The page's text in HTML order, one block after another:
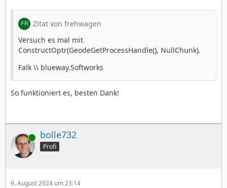
Zitat von frehwagen
Versuch es mal mit
ConstructOptr(GeodeGetProcessHandle(), NullChunk).
Falk \\ blueway.Softworks
So funktioniert es, besten Dank!
Online bolle732
Profi
9. August 2024 um 23:14